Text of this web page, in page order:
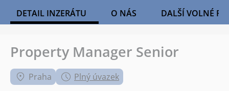
DETAIL INZERÁTU O NÁS DALŠÍ VOLNÉ
Property Manager Senior
Praha Plný úvazek